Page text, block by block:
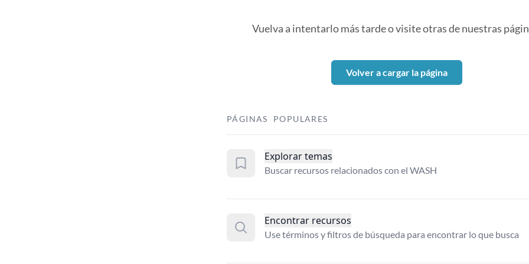
Vuelva a intentarlo más tarde o visite otras de nuestras
Volver a cargar la página
PÁGINAS POPULARES
Explorar temas
Buscar recursos relacionados con el WASH
Encontrar recursos
Use términos y filtros de búsqueda para encontrar lo que busca